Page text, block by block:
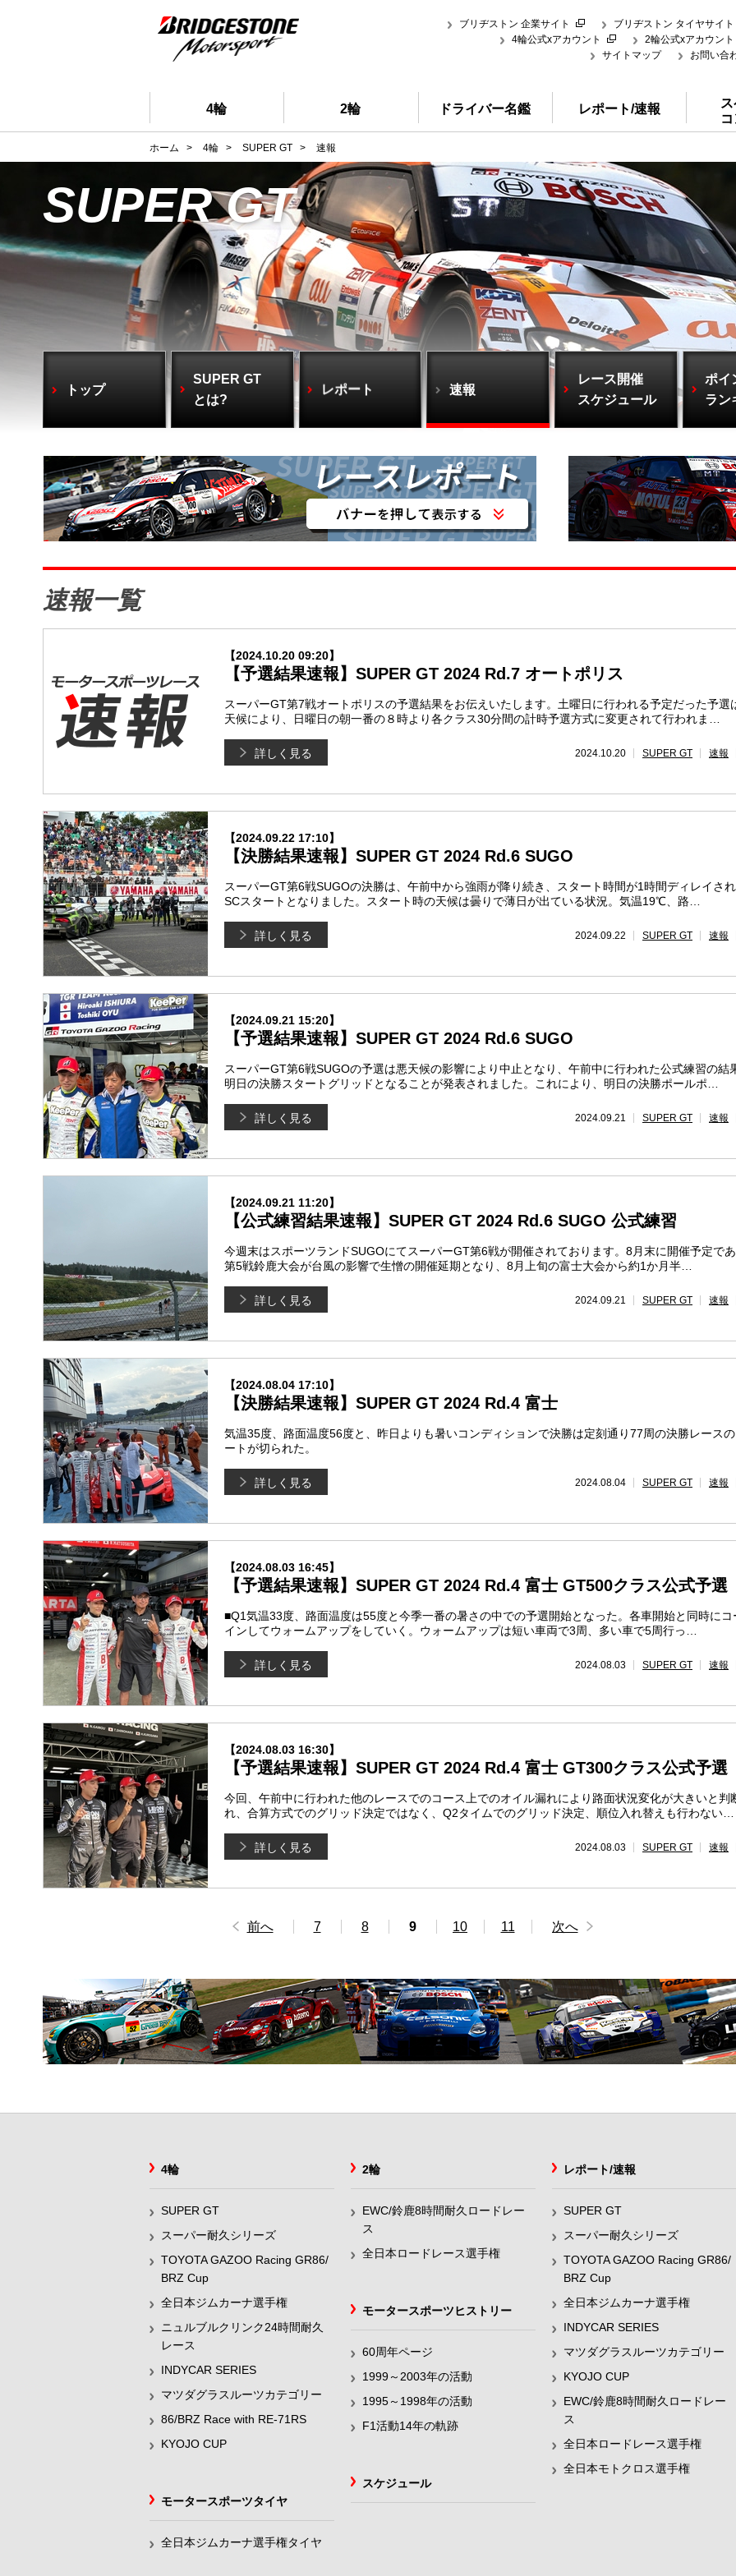
ブリヂストン 企業サイト
ブリヂストン タイヤサイト
4輪公式xアカウント
2輪公式xアカウント
サイトマップ
お問い合
4輪 2輪 ドライバー名鑑 レポート/速報
ホーム > 4輪 > SUPER GT > 速報
SUPER GT
トップ
SUPER GT
とは?
レポート 速報
レース開催
スケジュール
ポイ
ラン
速報一覧
【2024.10.20 09:20】
【予選結果速報】SUPER GT 2024 Rd.7 オートポリス
スーパーGT第7戦オートポリスの予選結果をお伝えいたします。土曜日に行われる予定だった予選
天候により、日曜日の朝一番の８時より各クラス30分間の計時予選方式に変更されて行われま…
2024.10.20 SUPER GT 速報
詳しく見る
【2024.09.22 17:10】
【決勝結果速報】SUPER GT 2024 Rd.6 SUGO
スーパーGT第6戦SUGOの決勝は、午前中から強雨が降り続き、スタート時間が1時間ディレイされ
SCスタートとなりました。スタート時の天候は曇りで薄日が出ている状況。気温19℃、路…
2024.09.22 SUPER GT 速報
詳しく見る
【2024.09.21 15:20】
【予選結果速報】SUPER GT 2024 Rd.6 SUGO
スーパーGT第6戦SUGOの予選は悪天候の影響により中止となり、午前中に行われた公式練習の結
明日の決勝スタートグリッドとなることが発表されました。これにより、明日の決勝ポールポ…
2024.09.21 SUPER GT 速報
詳しく見る
【2024.09.21 11:20】
【公式練習結果速報】SUPER GT 2024 Rd.6 SUGO 公式練習
今週末はスポーツランドSUGOにてスーパーGT第6戦が開催されております。8月末に開催予定で
第5戦鈴鹿大会が台風の影響で生憎の開催延期となり、8月上旬の富士大会から約1か月半…
2024.09.21 SUPER GT 速報
詳しく見る
【2024.08.04 17:10】
【決勝結果速報】SUPER GT 2024 Rd.4 富士
気温35度、路面温度56度と、昨日よりも暑いコンディションで決勝は定刻通り77周の決勝レースの
ートが切られた。
2024.08.04 SUPER GT 速報
詳しく見る
【2024.08.03 16:45】
【予選結果速報】SUPER GT 2024 Rd.4 富士 GT500クラス公式予選
■Q1気温33度、路面温度は55度と今季一番の暑さの中での予選開始となった。各車開始と同時にコ
インしてウォームアップをしていく。ウォームアップは短い車両で3周、多い車で5周行っ…
2024.08.03 SUPER GT 速報
詳しく見る
【2024.08.03 16:30】
【予選結果速報】SUPER GT 2024 Rd.4 富士 GT300クラス公式予選
今回、午前中に行われた他のレースでのコース上でのオイル漏れにより路面状況変化が大きいと判
れ、合算方式でのグリッド決定ではなく、Q2タイムでのグリッド決定、順位入れ替えも行わない…
2024.08.03 SUPER GT 速報
詳しく見る
前へ 7 8 9 10 11 次へ
4輪
SUPER GT
スーパー耐久シリーズ
TOYOTA GAZOO Racing GR86/
BRZ Cup
全日本ジムカーナ選手権
ニュルブルクリンク24時間耐久
レース
INDYCAR SERIES
マツダグラスルーツカテゴリー
86/BRZ Race with RE-71RS
KYOJO CUP
2輪
EWC/鈴鹿8時間耐久ロードレー
ス
全日本ロードレース選手権
レポート/速報
SUPER GT
スーパー耐久シリーズ
TOYOTA GAZOO Racing GR86/
BRZ Cup
全日本ジムカーナ選手権
INDYCAR SERIES
マツダグラスルーツカテゴリー
KYOJO CUP
EWC/鈴鹿8時間耐久ロードレー
ス
全日本ロードレース選手権
全日本モトクロス選手権
モータースポーツヒストリー
60周年ページ
1999～2003年の活動
1995～1998年の活動
F1活動14年の軌跡
スケジュール
モータースポーツタイヤ
全日本ジムカーナ選手権タイヤ